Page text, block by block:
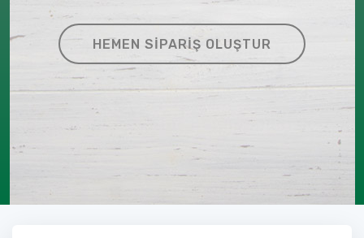
HEMEN SIPARIŞ OLUŞTUR